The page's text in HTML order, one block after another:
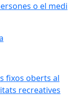
o el medi
fixos oberts al
recreatives